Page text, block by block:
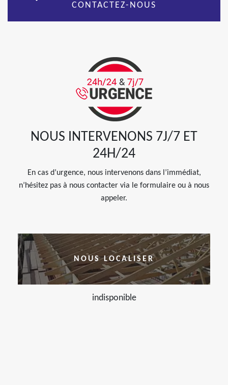
CONTACTEZ-NOUS
NOUS INTERVENONS 7J/7 ET
24H/24
En cas d’urgence, nous intervenons dans l’immédiat,
n’hésitez pas à nous contacter via le formulaire ou à nous
appeler.
NOUS LOCALISER
indisponible